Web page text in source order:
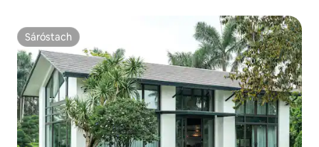
Sáróstach
Sáróstach